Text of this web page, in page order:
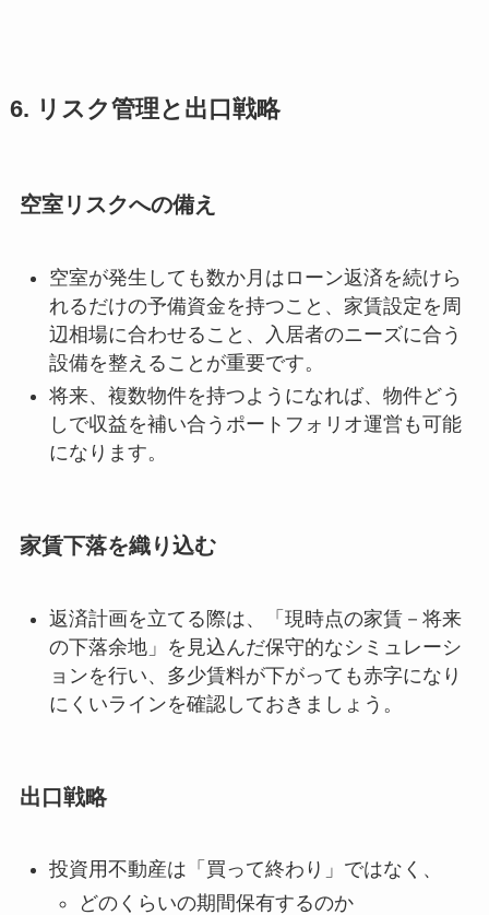
6. リスク管理と出口戦略
空室リスクへの備え
空室が発生しても数か月はローン返済を続けら
れるだけの予備資金を持つこと、家賃設定を周
辺相場に合わせること、入居者のニーズに合う
設備を整えることが重要です。
将来、複数物件を持つようになれば、物件どう
しで収益を補い合うポートフォリオ運営も可能
になります。
家賃下落を織り込む
返済計画を立てる際は、「現時点の家賃－将来
の下落余地」を見込んだ保守的なシミュレーシ
ョンを行い、多少賃料が下がっても赤字になり
にくいラインを確認しておきましょう。
出口戦略
投資用不動産は「買って終わり」ではなく、
どのくらいの期間保有するのか